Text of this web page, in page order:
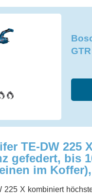
Zeit und Kraft.
TE-DW 225
gefedert, bis
im
225 X kombiniert